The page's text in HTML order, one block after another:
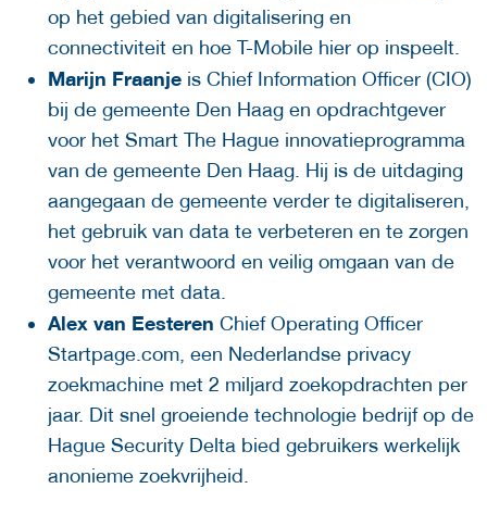
op het gebied van digitalisering en
connectiviteit en hoe T-Mobile hier op inspeelt.
Marijn Fraanje is Chief Information Officer (CIO)
bij de gemeente Den Haag en opdrachtgever
voor het Smart The Hague innovatieprogramma
van de gemeente Den Haag. Hij is de uitdaging
aangegaan de gemeente verder te digitaliseren,
het gebruik van data te verbeteren en te zorgen
voor het verantwoord en veilig omgaan van de
gemeente met data.
Alex van Eesteren Chief Operating Officer
Startpage.com, een Nederlandse privacy
zoekmachine met 2 miljard zoekopdrachten per
jaar. Dit snel groeiende technologie bedrijf op de
Hague Security Delta bied gebruikers werkelijk
anonieme zoekvrijheid.